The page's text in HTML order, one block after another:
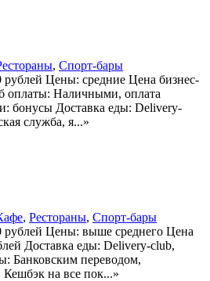
, Спорт-бары
рублей Цены: средние Цена бизнес-
оплаты: Наличными, оплата
бонусы Доставка еды: Delivery-
служба, я...»
, Рестораны, Спорт-бары
рублей Цены: выше среднего Цена
Доставка еды: Delivery-club,
Банковским переводом,
на все пок...»